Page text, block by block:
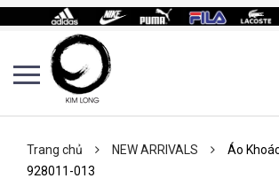
Trang chủ NEW ARRIVALS
Áo
928011-013